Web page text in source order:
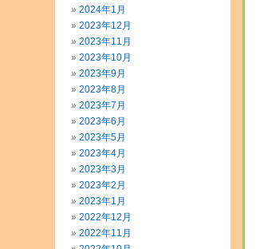
2024年1月
2023年12月
2023年11月
2023年10月
2023年9月
2023年8月
2023年7月
2023年6月
2023年5月
2023年4月
2023年3月
2023年2月
2023年1月
2022年12月
2022年11月